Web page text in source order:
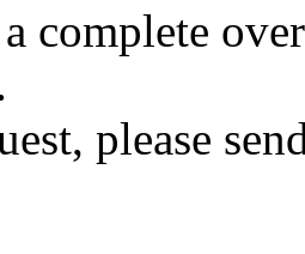
complete
please